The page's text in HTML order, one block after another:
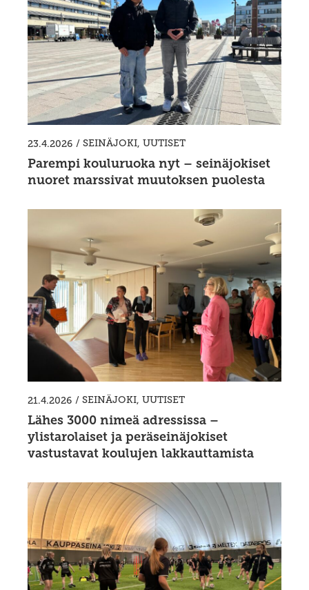
23.4.2026 / SEINÄJOKI, UUTISET
Parempi kouluruoka nyt – seinäjokiset
nuoret marssivat muutoksen puolesta
21.4.2026 / SEINÄJOKI, UUTISET
Lähes 3000 nimeä adressissa –
ylistarolaiset ja peräseinäjokiset
vastustavat koulujen lakkauttamista